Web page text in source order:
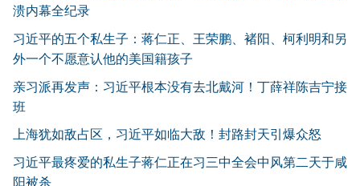
溃内幕全纪录
习近平的五个私生子：蒋仁正、王荣鹏、褚阳、柯利明和另
外一个不愿意认他的美国籍孩子
亲习派再发声：习近平根本没有去北戴河！丁薛祥陈吉宁接
班
上海犹如敌占区，习近平如临大敌！封路封天引爆众怒
习近平最疼爱的私生子蒋仁正在习三中全会中风第二天于咸
阳被杀